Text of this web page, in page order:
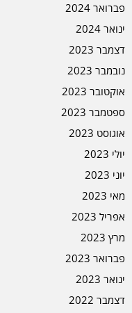
פברואר 2024
ינואר 2024
דצמבר 2023
נובמבר 2023
אוקטובר 2023
ספטמבר 2023
אוגוסט 2023
יולי 2023
יוני 2023
מאי 2023
אפריל 2023
מרץ 2023
פברואר 2023
ינואר 2023
דצמבר 2022